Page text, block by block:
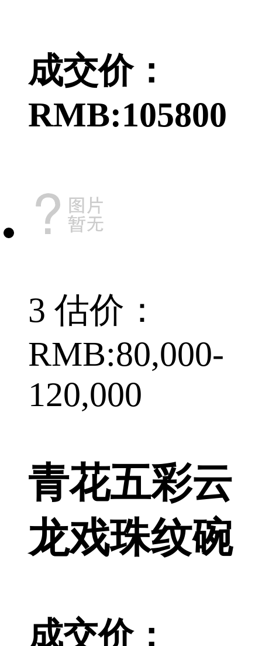
成交价：
RMB:105800
3 估价：
RMB:80,000-
120,000
青花五彩云
龙戏珠纹碗
成交价：